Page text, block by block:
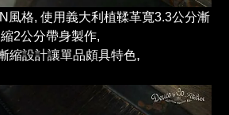
風格, 使用義大利植鞣革寬3.3公分漸
縮2公分帶身製作,
縮設計讓單品頗具特色,